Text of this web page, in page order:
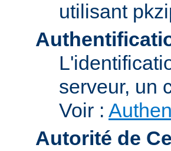
utilisant
serveur, un
Voir :
Autorité de